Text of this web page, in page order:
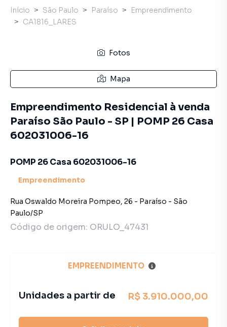
Início São Paulo Paraíso
Empreendimento
CA1816_LARES
Fotos
Mapa
Empreendimento Residencial à venda
Paraíso São Paulo - SP | POMP 26 Casa
602031006-16
POMP 26 Casa 602031006-16
Empreendimento
Rua Oswaldo Moreira Pompeo, 26 - Paraíso - São
Paulo/SP
Código de origem: ORULO_47431
EMPREENDIMENTO
Unidades a partir de R$ 3.910.000,00